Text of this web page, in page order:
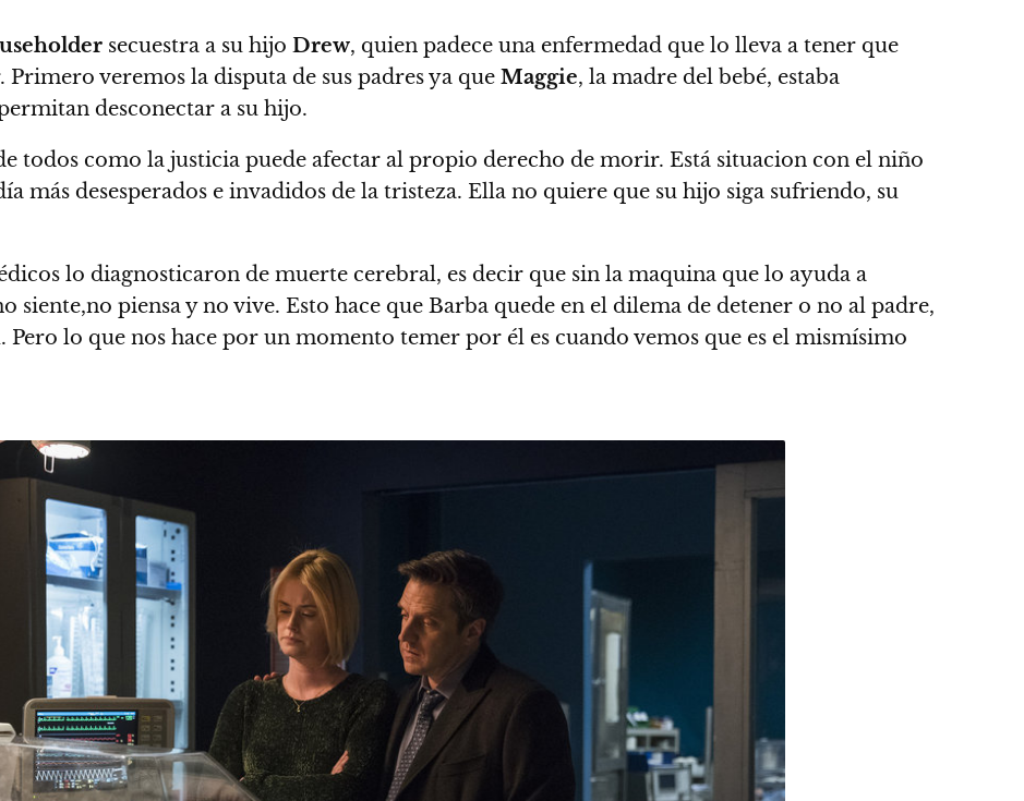
secuestra a su hijo Drew, quien padece una enfermedad que lo lleva a tener que
veremos la disputa de sus padres ya que Maggie, la madre del bebé, estaba
desconectar a su hijo.
todos como la justicia puede afectar al propio derecho de morir. Está situacion con el niño
más desesperados e invadidos de la tristeza. Ella no quiere que su hijo siga sufriendo, su
lo diagnosticaron de muerte cerebral, es decir que sin la maquina que lo ayuda a
siente,no piensa y no vive. Esto hace que Barba quede en el dilema de detener o no al padre,
lo que nos hace por un momento temer por él es cuando vemos que es el mismísimo